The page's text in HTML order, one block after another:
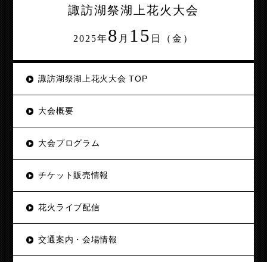
諏訪湖祭湖上花火大会
2025年8 月 15 日（金）
諏訪湖祭湖上花火大会 TOP
大会概要
大会プログラム
チケット販売情報
花火ライブ配信
交通案内・会場情報